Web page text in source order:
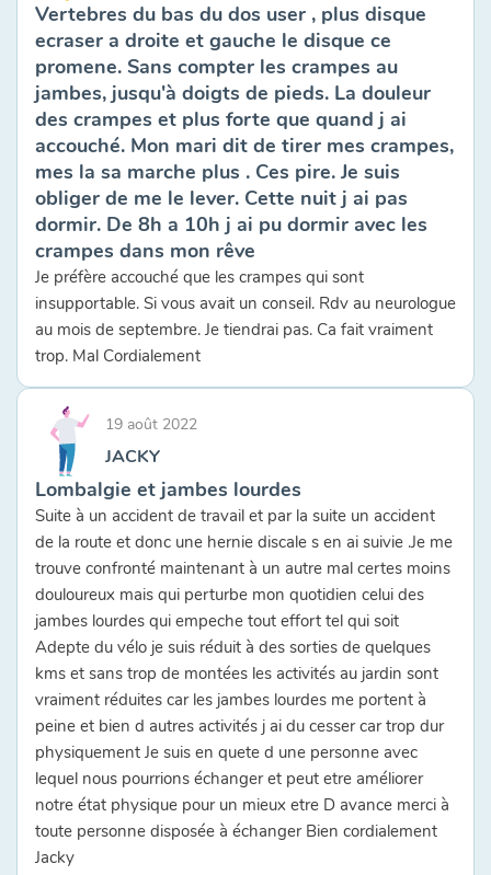
Vertebres du bas du dos user , plus disque
ecraser a droite et gauche le disque ce
promene. Sans compter les crampes au
jambes, jusqu'à doigts de pieds. La douleur
des crampes et plus forte que quand j ai
accouché. Mon mari dit de tirer mes crampes,
mes la sa marche plus . Ces pire. Je suis
obliger de me le lever. Cette nuit j ai pas
dormir. De 8h a 10h j ai pu dormir avec les
crampes dans mon rêve
Je préfère accouché que les crampes qui sont
insupportable. Si vous avait un conseil. Rdv au neurologue
au mois de septembre. Je tiendrai pas. Ca fait vraiment
trop. Mal Cordialement
19 août 2022
JACKY
Lombalgie et jambes lourdes
Suite à un accident de travail et par la suite un accident
de la route et donc une hernie discale s en ai suivie .Je me
trouve confronté maintenant à un autre mal certes moins
douloureux mais qui perturbe mon quotidien celui des
jambes lourdes qui empeche tout effort tel qui soit
Adepte du vélo je suis réduit à des sorties de quelques
kms et sans trop de montées les activités au jardin sont
vraiment réduites car les jambes lourdes me portent à
peine et bien d autres activités j ai du cesser car trop dur
physiquement Je suis en quete d une personne avec
lequel nous pourrions échanger et peut etre améliorer
notre état physique pour un mieux etre D avance merci à
toute personne disposée à échanger Bien cordialement
Jacky